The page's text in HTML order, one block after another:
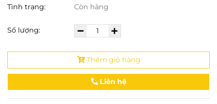
Tình trạng: Còn hàng
Số lượng:
Thêm giỏ hàng
Liên hệ